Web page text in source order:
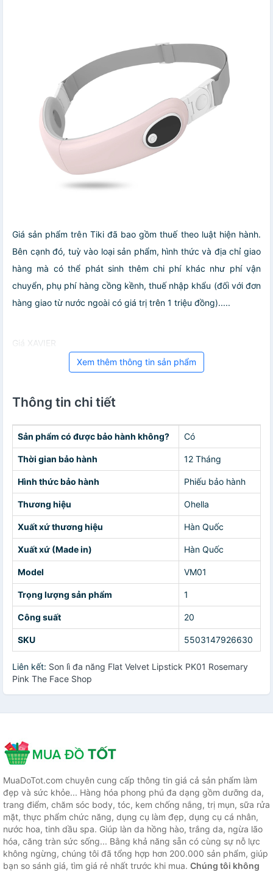
Giá sản phẩm trên Tiki đã bao gồm thuế theo luật hiện hành.
Bên cạnh đó, tuỳ vào loại sản phẩm, hình thức và địa chỉ giao
hàng mà có thể phát sinh thêm chi phí khác như phí vận
chuyển, phụ phí hàng cồng kềnh, thuế nhập khẩu (đối với đơn
hàng giao từ nước ngoài có giá trị trên 1 triệu đồng).....
Giá XAVIER
Xem thêm thông tin sản phẩm
Thông tin chi tiết
Sản phẩm có được bảo hành không? Có
Thời gian bảo hành 12 Tháng
Hình thức bảo hành Phiếu bảo hành
Thương hiệu Ohella
Xuất xứ thương hiệu Hàn Quốc
Xuất xứ (Made in) Hàn Quốc
Model VM01
Trọng lượng sản phẩm 1
Công suất 20
SKU 5503147926630
Liên kết: Son lì đa năng Flat Velvet Lipstick PK01 Rosemary
Pink The Face Shop
MuaDoTot.com chuyên cung cấp thông tin giá cả sản phẩm làm
đẹp và sức khỏe... Hàng hóa phong phú đa dạng gồm dưỡng da,
trang điểm, chăm sóc body, tóc, kem chống nắng, trị mụn, sữa rửa
mặt, thực phẩm chức năng, dụng cụ làm đẹp, dụng cụ cá nhân,
nước hoa, tinh dầu spa. Giúp làn da hồng hào, trắng da, ngừa lão
hóa, căng tràn sức sống... Bằng khả năng sẵn có cùng sự nỗ lực
không ngừng, chúng tôi đã tổng hợp hơn 200.000 sản phẩm, giúp
bạn so sánh giá, tìm giá rẻ nhất trước khi mua. Chúng tôi không